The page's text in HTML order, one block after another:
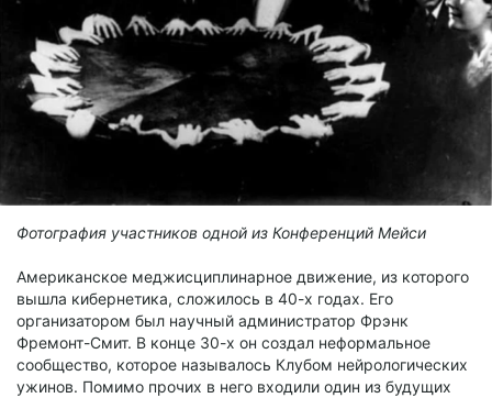
Фотография участников одной из Конференций Мейси
Американское меджисциплинарное движение, из которого
вышла кибернетика, сложилось в 40-х годах. Его
организатором был научный администратор Фрэнк
Фремонт-Смит. В конце 30-х он создал неформальное
сообщество, которое называлось Клубом нейрологических
ужинов. Помимо прочих в него входили один из будущих